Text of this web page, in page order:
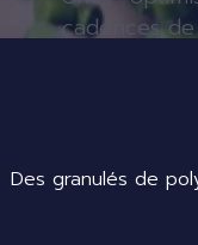
cadences
Des granulés de